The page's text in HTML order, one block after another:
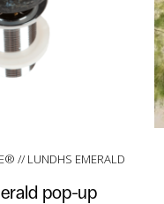
// LUNDHS EMERALD
pop-up